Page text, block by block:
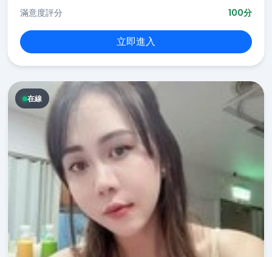
滿意度評分
100分
立即進入
在線